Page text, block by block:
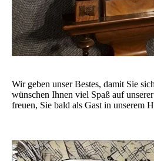
Wir geben unser Bestes, damit Sie
wünschen Ihnen viel Spaß auf
freuen, Sie bald als Gast in unserem